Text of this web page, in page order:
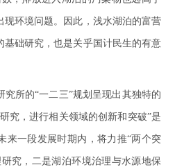
现环境问题。因此，浅水湖泊的富营
基础研究，也是关乎国计民生的有意
所的“一二三”规划呈现出其独特的
究，进行相关领域的创新和突破”是
来一段发展时期内，将力推“两个突
究，二是湖泊环境治理与水源地保